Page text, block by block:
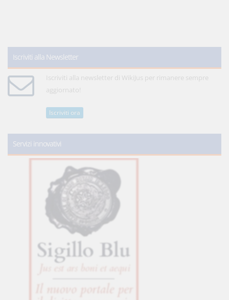
Iscriviti alla Newsletter
Iscriviti alla newsletter di WikiJus per rimanere sempre
aggiornato!
Iscriviti ora
Servizi innovativi